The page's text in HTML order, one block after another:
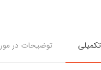
توضیحات در